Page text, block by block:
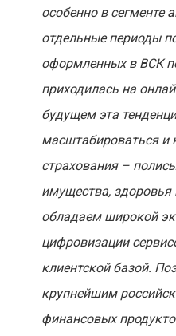
особенно в сегменте
отдельные периоды
оформленных в ВСК
приходилась на
будущем эта
масштабироваться и
страхования –
имущества,
обладаем широкой
цифровизации
клиентской базой.
крупнейшим
финансовых